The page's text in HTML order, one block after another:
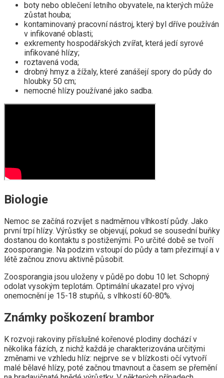
boty nebo oblečení letního obyvatele, na kterých může
zůstat houba;
kontaminovaný pracovní nástroj, který byl dříve používán
v infikované oblasti;
exkrementy hospodářských zvířat, která jedí syrové
infikované hlízy;
roztavená voda;
drobný hmyz a žížaly, které zanášejí spory do půdy do
hloubky 50 cm;
nemocné hlízy používané jako sadba.
Biologie
Nemoc se začíná rozvíjet s nadměrnou vlhkostí půdy. Jako
první trpí hlízy. Výrůstky se objevují, pokud se sousední buňky
dostanou do kontaktu s postiženými. Po určité době se tvoří
zoosporangie. Na podzim vstoupí do půdy a tam přezimují a v
létě začnou znovu aktivně působit.
Zoosporangia jsou uloženy v půdě po dobu 10 let. Schopný
odolat vysokým teplotám. Optimální ukazatel pro vývoj
onemocnění je 15-18 stupňů, s vlhkostí 60-80%.
Známky poškození brambor
K rozvoji rakoviny příslušné kořenové plodiny dochází v
několika fázích, z nichž každá je charakterizována určitými
změnami ve vzhledu hlíz: nejprve se v blízkosti očí vytvoří
malé bělavé hlízy, poté začnou tmavnout a časem se přemění